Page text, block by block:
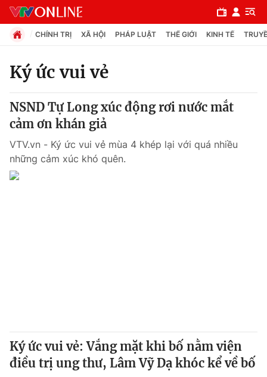
Chuyên mục
Chính trị
Xã hội
Câu chuyện quốc tế
Thị trường
Góc doanh nghiệp
Truyền hình
CHÍNH TRỊ XÃ HỘI PHÁP LUẬT THẾ GIỚI KINH TẾ
Ký ức vui vẻ
NSND Tự Long xúc động rơi nước mắt
cảm ơn khán giả
VTV.vn - Ký ức vui vẻ mùa 4 khép lại với quá nhiều
những cảm xúc khó quên.
Ký ức vui vẻ: Vắng mặt khi bố nằm viện
điều trị ung thư, Lâm Vỹ Dạ khóc kể về bố